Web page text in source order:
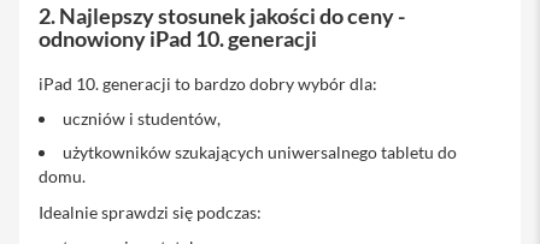
i
P
h
n
e
S
ł
c
2. Najlepszy stosunek jakości do ceny -
odnowiony iPad 10. generacji
iPad 10. generacji to bardzo dobry wybór dla:
uczniów i studentów,
użytkowników szukających uniwersalnego tabletu do
domu.
Idealnie sprawdzi się podczas: